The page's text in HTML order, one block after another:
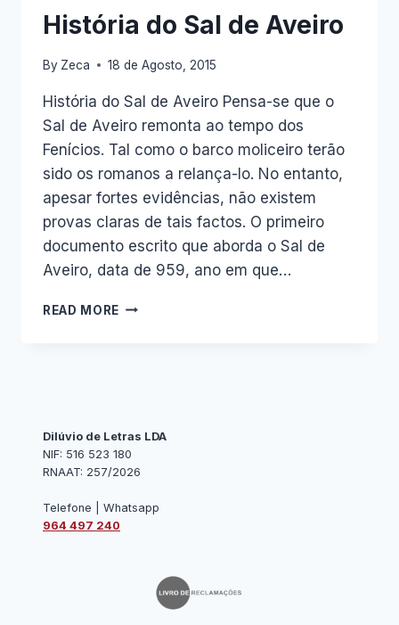
DE
MONTELONGO
História do Sal de Aveiro
By Zeca 18 de Agosto, 2015
História do Sal de Aveiro Pensa-se que o
Sal de Aveiro remonta ao tempo dos
Fenícios. Tal como o barco moliceiro terão
sido os romanos a relança-lo. No entanto,
apesar fortes evidências, não existem
provas claras de tais factos. O primeiro
documento escrito que aborda o Sal de
Aveiro, data de 959, ano em que…
READ MORE HISTÓRIA
Dilúvio de Letras LDA
NIF: 516 523 180
RNAAT: 257/2026
Telefone | Whatsapp
964 497 240